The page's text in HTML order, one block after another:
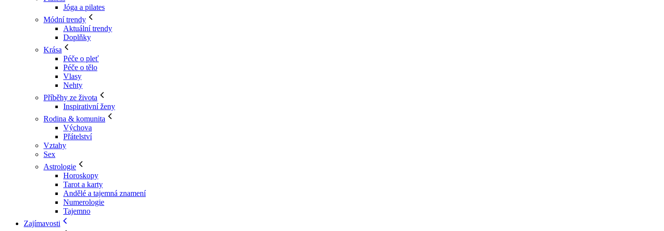
Jóga a pilates
Módní trendy
Aktuální trendy
Doplňky
Krása
Péče o pleť
Péče o tělo
Vlasy
Nehty
Příběhy ze života
Inspirativní ženy
Rodina & komunita
Výchova
Přátelství
Vztahy
Sex
Astrologie
Horoskopy
Tarot a karty
Andělé a tajemná znamení
Numerologie
Tajemno
Zajímavosti